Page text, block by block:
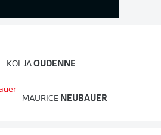
KOLJA OUDENNE
MAURICE NEUBAUER